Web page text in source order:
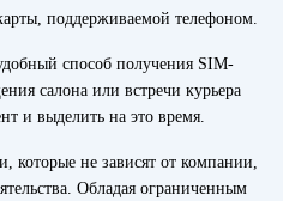
поддерживаемой телефоном.
способ получения SIM-
салона или встречи курьера
и выделить на это время.
которые не зависят от компании,
Обладая ограниченным